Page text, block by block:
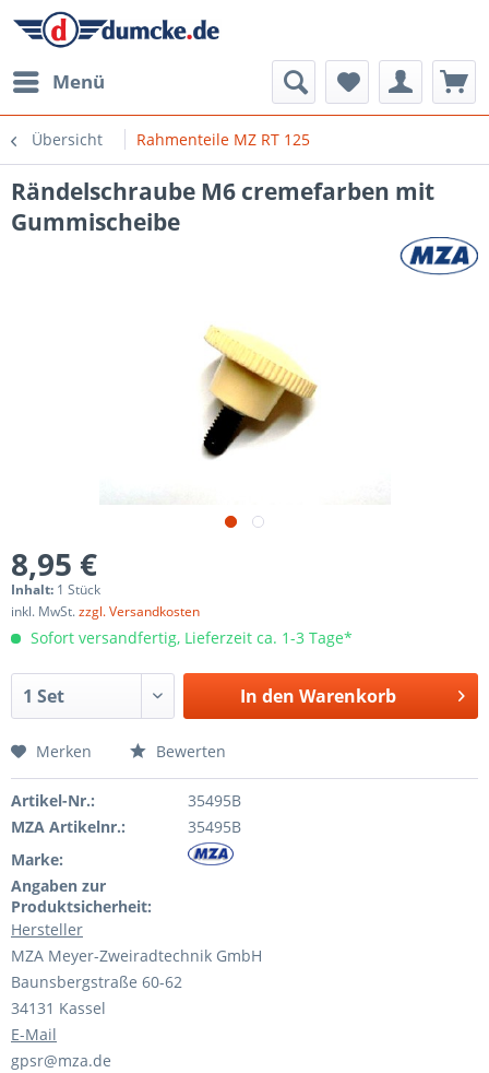
Menü
Übersicht Rahmenteile MZ RT 125
Rändelschraube M6 cremefarben mit
Gummischeibe
8,95 €
Inhalt: 1 Stück
inkl. MwSt.zzgl. Versandkosten
Sofort versandfertig, Lieferzeit ca. 1-3 Tage*
In den Warenkorb
Merken Bewerten
Artikel-Nr.:
35495B
MZA Artikelnr.:
35495B
Marke:
Angaben zur
Produktsicherheit:
Hersteller
MZA Meyer-Zweiradtechnik GmbH
Baunsbergstraße 60-62
34131 Kassel
E-Mail
gpsr@mza.de